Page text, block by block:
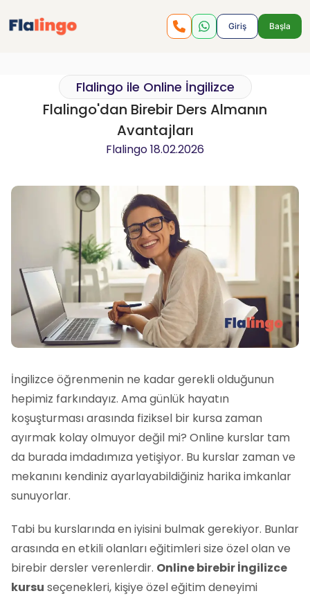
Giriş Başla
Flalingo ile Online İngilizce
Flalingo'dan Birebir Ders Almanın
Avantajları
Flalingo18.02.2026
İngilizce öğrenmenin ne kadar gerekli olduğunun
hepimiz farkındayız. Ama günlük hayatın
koşuşturması arasında fiziksel bir kursa zaman
ayırmak kolay olmuyor değil mi? Online kurslar tam
da burada imdadımıza yetişiyor. Bu kurslar zaman ve
mekanını kendiniz ayarlayabildiğiniz harika imkanlar
sunuyorlar.
Tabi bu kurslarında en iyisini bulmak gerekiyor. Bunlar
arasında en etkili olanları eğitimleri size özel olan ve
birebir dersler verenlerdir. Online birebir İngilizce
kursu seçenekleri, kişiye özel eğitim deneyimi